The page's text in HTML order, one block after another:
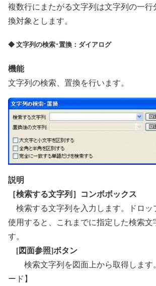
複数行にまたがる文字列は文字列の一行
換対象とします。
◆ 文字列の検索･置換：ダイアログ
機能
文字列の検索、置換を行います。
説明
［検索する文字列］コンボボックス
検索する文字列を入力します。ドロッ
使用すると、これまでに指定した検索文
す。
[図面参照]ボタン
検索文字列を図面上から取得します
ード】